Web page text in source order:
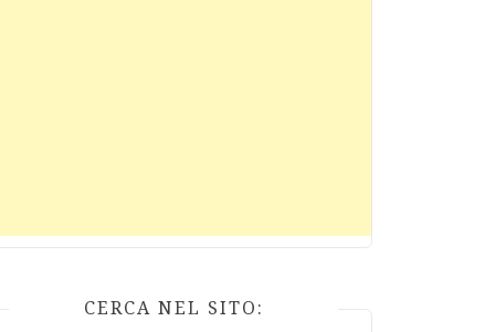
CERCA NEL SITO: